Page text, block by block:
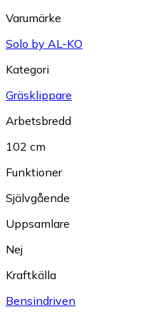
Varumärke
Solo by AL-KO
Kategori
Gräsklippare
Arbetsbredd
102 cm
Funktioner
Självgående
Uppsamlare
Nej
Kraftkälla
Bensindriven